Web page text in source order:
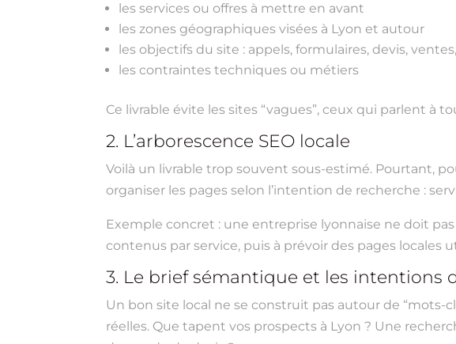
les services ou offres à mettre en avant
les zones géographiques visées à Lyon et autour
les objectifs du site : appels, formulaires, devis,
les contraintes techniques ou métiers
Ce livrable évite les sites “vagues”, ceux qui parlent à
2. L’arborescence SEO locale
Voilà un livrable trop souvent sous-estimé. Pourtant,
organiser les pages selon l’intention de recherche :
Exemple concret : une entreprise lyonnaise ne doit
contenus par service, puis à prévoir des pages locales
3. Le brief sémantique et les intentions
Un bon site local ne se construit pas autour de “mots-
réelles. Que tapent vos prospects à Lyon ? Une